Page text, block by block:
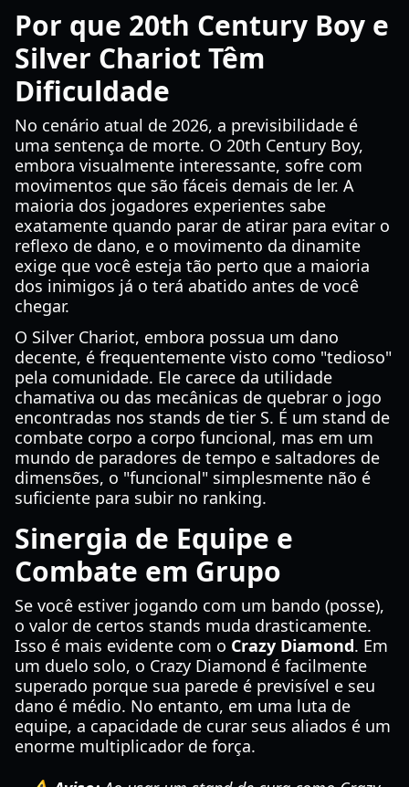
Por que 20th Century Boy e
Silver Chariot Têm
Dificuldade
No cenário atual de 2026, a previsibilidade é
uma sentença de morte. O 20th Century Boy,
embora visualmente interessante, sofre com
movimentos que são fáceis demais de ler. A
maioria dos jogadores experientes sabe
exatamente quando parar de atirar para evitar o
reflexo de dano, e o movimento da dinamite
exige que você esteja tão perto que a maioria
dos inimigos já o terá abatido antes de você
chegar.
O Silver Chariot, embora possua um dano
decente, é frequentemente visto como "tedioso"
pela comunidade. Ele carece da utilidade
chamativa ou das mecânicas de quebrar o jogo
encontradas nos stands de tier S. É um stand de
combate corpo a corpo funcional, mas em um
mundo de paradores de tempo e saltadores de
dimensões, o "funcional" simplesmente não é
suficiente para subir no ranking.
Sinergia de Equipe e
Combate em Grupo
Se você estiver jogando com um bando (posse),
o valor de certos stands muda drasticamente.
Isso é mais evidente com o Crazy Diamond. Em
um duelo solo, o Crazy Diamond é facilmente
superado porque sua parede é previsível e seu
dano é médio. No entanto, em uma luta de
equipe, a capacidade de curar seus aliados é um
enorme multiplicador de força.